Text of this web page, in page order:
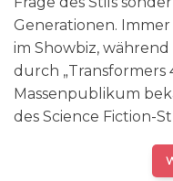
Generationen. Immer
im Showbiz,
durch „Transformers
Massenpublikum
des Science Fiction-